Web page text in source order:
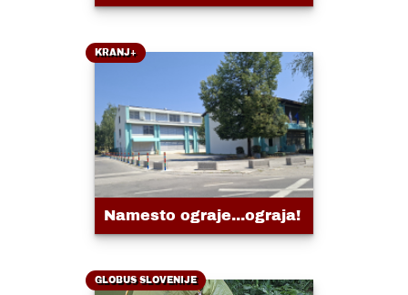
KRANJ+
Namesto ograje...ograja!
GLOBUS SLOVENIJE